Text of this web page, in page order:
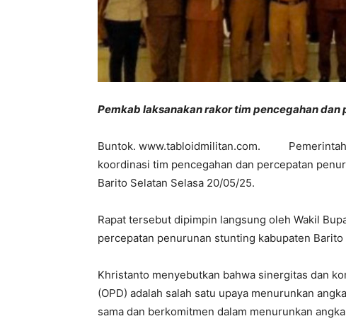
Pemkab laksanakan rakor tim pencegahan dan
Buntok. www.tabloidmilitan.com. Pemerintah
koordinasi tim pencegahan dan percepatan
Barito Selatan Selasa 20/05/25.
Rapat tersebut dipimpin langsung oleh Wakil
percepatan penurunan stunting kabupaten
Khristanto menyebutkan bahwa sinergitas dan
(OPD) adalah salah satu upaya menurunkan
sama dan berkomitmen dalam menurunkan